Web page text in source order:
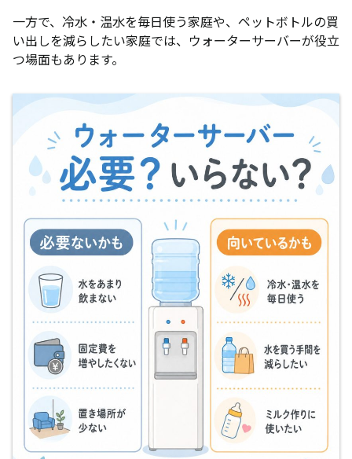
一方で、冷水・温水を毎日使う家庭や、ペットボトルの買
い出しを減らしたい家庭では、ウォーターサーバーが役立
つ場面もあります。